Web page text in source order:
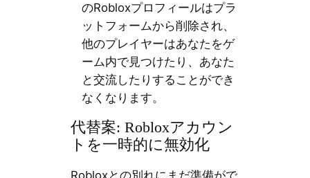
のRobloxプロフィールはプラ
ットフォームから削除され、
他のプレイヤーはあなたをゲ
ーム内で見つけたり、あなた
と交流したりすることができ
なくなります。
代替案: Robloxアカウン
トを一時的に無効化
Robloxとの別れにまだ準備がで